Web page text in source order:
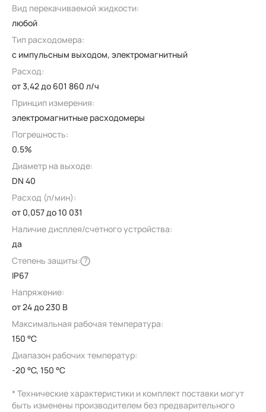
Вид перекачиваемой жидкости:
любой
Тип расходомера:
с импульсным выходом, электромагнитный
Расход:
от 3,42 до 601 860 л/ч
Принцип измерения:
электромагнитные расходомеры
Погрешность:
0.5%
Диаметр на выходе:
DN 40
Расход (л/мин):
от 0,057 до 10 031
Наличие дисплея/счетного устройства:
да
Степень защиты: ?
IP67
Напряжение:
от 24 до 230 В
Максимальная рабочая температура:
150 °C
Диапазон рабочих температур:
-20 °C, 150 °C
* Технические характеристики и комплект поставки могут
быть изменены производителем без предварительного